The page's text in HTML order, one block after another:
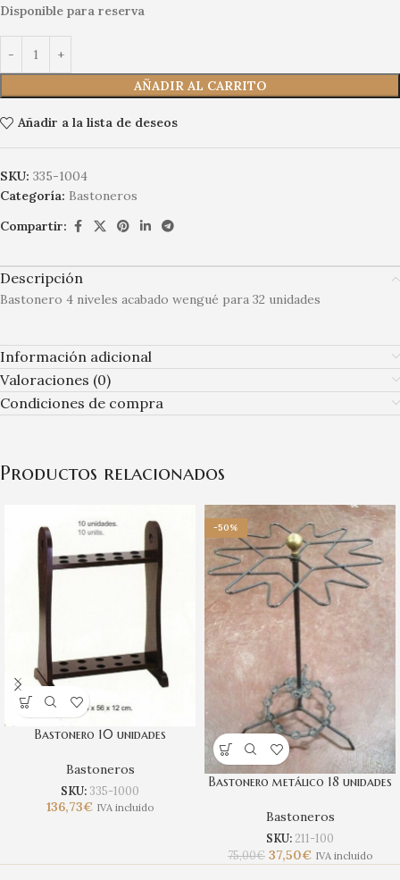
Disponible para reserva
AÑADIR AL CARRITO
Añadir a la lista de deseos
SKU: 335-1004
Categoría: Bastoneros
Compartir:
Descripción
Bastonero 4 niveles acabado wengué para 32 unidades
Información adicional
Valoraciones (0)
Condiciones de compra
Productos relacionados
Bastonero 10 unidades
Bastoneros
SKU: 335-1000
136,73€ IVA incluido
-50%
Bastonero metálico 18 unidades
Bastoneros
SKU: 211-100
75,00€ 37,50€ IVA incluido